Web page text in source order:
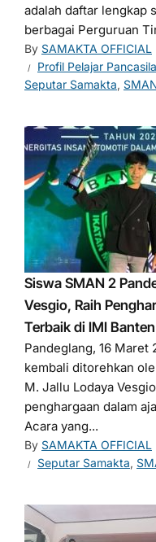
adalah daftar lengkap
berbagai Perguruan
By SAMAKTA OFFICIAL
Profil Pelajar Pancasila
Seputar Samakta,
Siswa SMAN 2
Vesgio, Raih
Terbaik di IMI
Pandeglang, 16 Maret
kembali ditorehkan
M. Jallu Lodaya
penghargaan dalam
Acara yang...
By SAMAKTA OFFICIAL
Seputar Samakta,